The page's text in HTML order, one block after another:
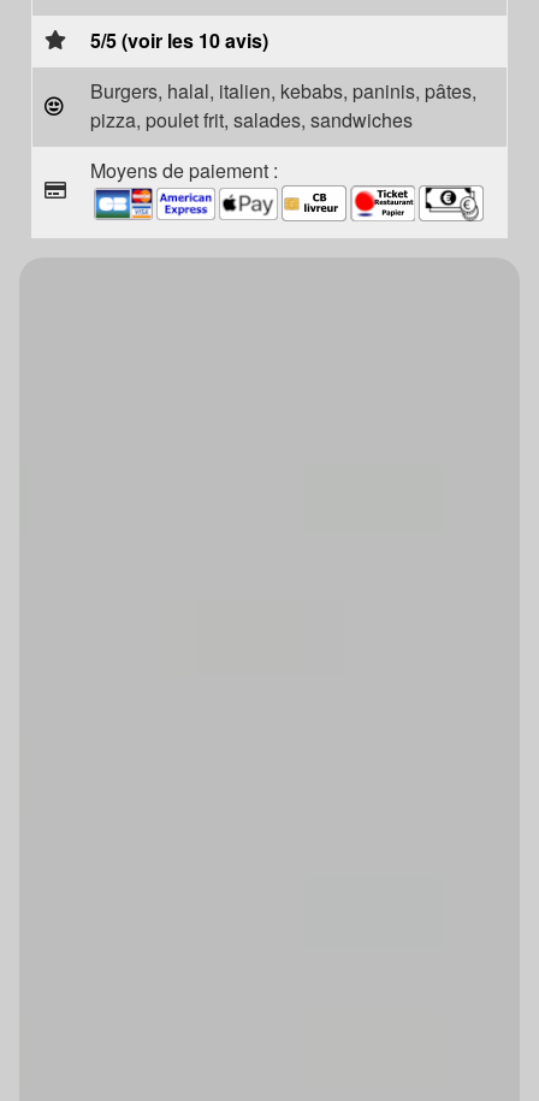
5/5 (voir les 10 avis)
Burgers, halal, italien, kebabs, paninis, pâtes,
pizza, poulet frit, salades, sandwiches
Moyens de paiement :